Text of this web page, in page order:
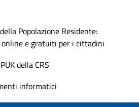
Popolazione Residente:
e gratuiti per i cittadini
della CRS
informatici